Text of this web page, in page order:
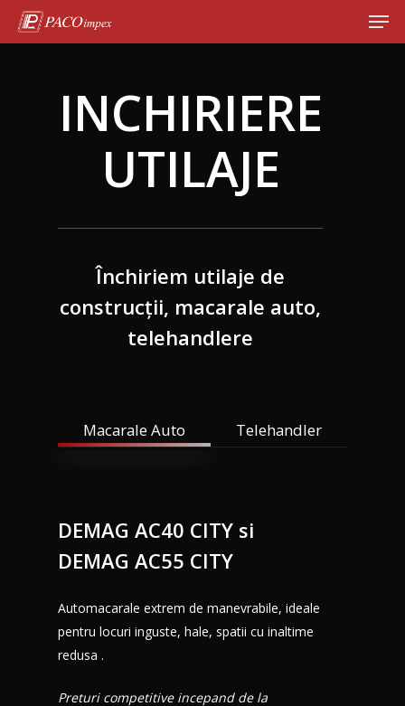
Hit enter to search or ESC to close
INCHIRIERE
UTILAJE
Închiriem utilaje de
construcții, macarale auto,
telehandlere
Macarale Auto Telehandler
DEMAG AC40 CITY si
DEMAG AC55 CITY
Automacarale extrem de manevrabile, ideale
pentru locuri inguste, hale, spatii cu inaltime
redusa .
Preturi competitive incepand de la
Logistică
Inchiriere Utilaje